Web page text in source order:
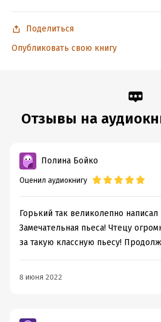
Поделиться
Опубликовать свою книгу
Отзывы на
Полина Бойко
Оценил аудиокнигу
Горький так великолепно написал
Замечательная пьеса! Чтецу
за такую классную пьесу!
8 июня 2022